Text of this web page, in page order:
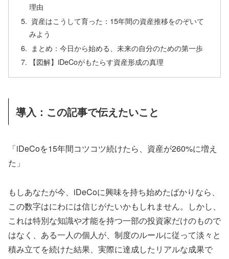
理由
資産はこうして育った：15年間の資産推移をのぞいて
みよう
まとめ：今日から始める、未来の自分のための第一歩
【図解】iDeCoがもたらす資産形成の真理
導入：この記事で伝えたいこと
「iDeCoを15年間コツコツ続けたら、資産が260%に増え
た」
もしあなたが今、iDeCoに興味を持ち始めたばかりなら、
この数字はにわには信じがたいかもしれません。しかし、
これは特別な知識や才能を持つ一部の投資家だけのもので
はなく、ある一人の個人が、制度のルールに従って淡々と
積み立てを続けた結果、実際に達成したリアルな成果で